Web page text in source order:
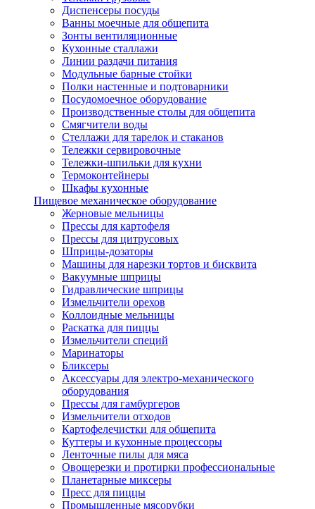
Диспенсеры посуды
Ванны моечные для общепита
Зонты вентиляционные
Кухонные сталлажи
Линии раздачи питания
Модульные барные стойки
Полки настенные и подтоварники
Посудомоечное оборудование
Производственные столы для общепита
Смягчители воды
Стеллажи для тарелок и стаканов
Тележки сервировочные
Тележки-шпильки для кухни
Термоконтейнеры
Шкафы кухонные
Пищевое механическое оборудование
Жерновые мельницы
Прессы для картофеля
Прессы для цитрусовых
Шприцы-дозаторы
Машины для нарезки тортов и бисквита
Вакуумные шприцы
Гидравлические шприцы
Измельчители орехов
Коллоидные мельницы
Раскатка для пиццы
Измельчители специй
Маринаторы
Бликсеры
Аксессуары для электро-механического
оборудования
Прессы для гамбургеров
Измельчители отходов
Картофелечистки для общепита
Куттеры и кухонные процессоры
Ленточные пилы для мяса
Овощерезки и протирки профессиональные
Планетарные миксеры
Пресс для пиццы
Промышленные мясорубки